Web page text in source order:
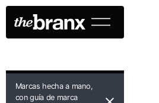
Marcas hecha a mano,
con guía de marca